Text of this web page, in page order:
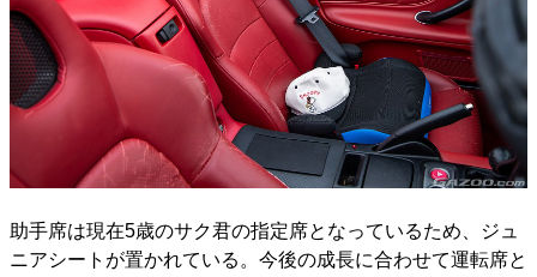
助手席は現在5歳のサク君の指定席となっているため、ジュ
ニアシートが置かれている。今後の成長に合わせて運転席と